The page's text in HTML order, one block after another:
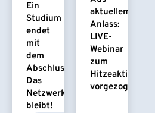
Ein
Studium
endet
mit
dem
Abschluss.
Das
Netzwerk
bleibt!
aktuellem
Anlass:
LIVE-
Webinar
zum
Hitzeaktionsplan
vorgezogen